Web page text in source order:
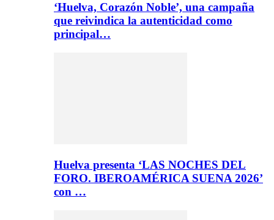
‘Huelva, Corazón Noble’, una campaña
que reivindica la autenticidad como
principal…
Huelva presenta ‘LAS NOCHES DEL
FORO. IBEROAMÉRICA SUENA 2026’
con …